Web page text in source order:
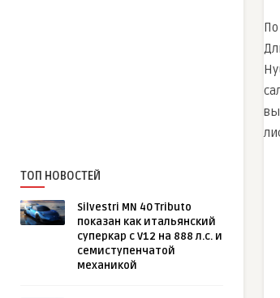
ТОП НОВОСТЕЙ
Silvestri MN 40 Tributo
показан как итальянский
суперкар с V12 на 888 л.с. и
семиступенчатой
механикой